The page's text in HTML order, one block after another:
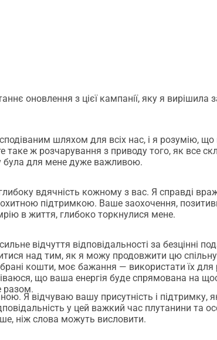
народження (як слухач історій народження),
ваших найцінніших мрій і прагнень (як
грошей. Я вдячна і ціную кожен внесок, і
https://blog.ineliabenz.com/wise-women-
нового важливого етапу у своєму житті і,
і молоді сім'ї.
унікальна можливість, яка трапляється
Wise Woman , глибокій і
в чудовому місці в серці земель
пов'язана з давньою мудрістю та має
буде можливість з'єднатися і вчитися разом
де жінки відчувають себе любими, в безпеці
святий момент їхнього життя: народження
оновлення з цієї кампанії, яку я вирішила
шляхом для всіх нас, і я розумію,
таке ж розчарування з приводу того, як все
була для мене дуже важливою.
вдячність кожному з вас. Я справді
підтримкою. Ваше заохочення,
в життя, глибоко торкнулися мене.
відчуття відповідальності за безцінні
над тим, як я можу продовжити цю
кошти, моє бажання — використати їх для
що ваша енергія буде спрямована на
разом.
Я відчуваю вашу присутність і підтримку,
у цей важкий час плутанини та
ніж слова можуть висловити.